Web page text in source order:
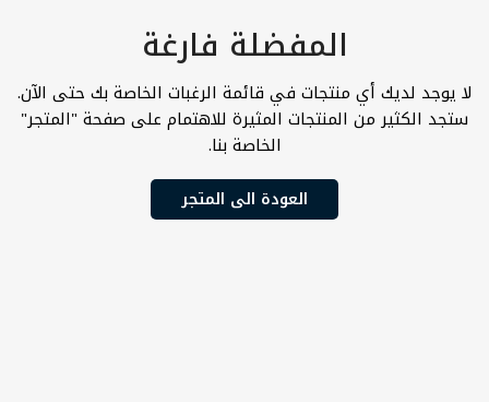
المفضلة فارغة
لا يوجد لديك أي منتجات في قائمة الرغبات الخاصة بك حتى الآن.
ستجد الكثير من المنتجات المثيرة للاهتمام على صفحة "المتجر"
الخاصة بنا.
العودة الى المتجر